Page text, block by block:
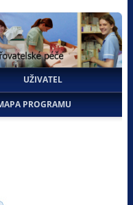
UŽIVATEL
PROGRAMU